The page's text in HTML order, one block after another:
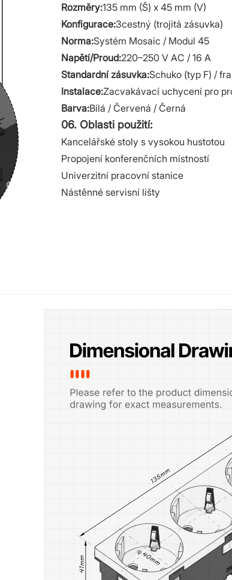
Rozměry:135 mm (Š) x 45 mm (V)
Konfigurace:3cestný (trojitá zásuvka)
Norma:Systém Mosaic / Modul 45
Napětí/Proud:220–250 V AC / 16 A
Standardní zásuvka:Schuko (typ F) /
Instalace:Zacvakávací uchycení pro
Barva:Bílá / Červená / Černá
06. Oblasti použití:
Kancelářské stoly s vysokou hustotou
Propojení konferenčních místností
Univerzitní pracovní stanice
Nástěnné servisní lišty